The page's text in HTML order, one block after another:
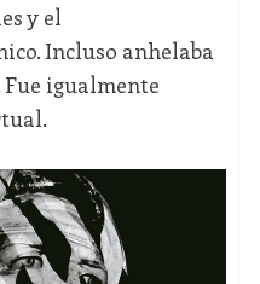
y el
Incluso anhelaba
igualmente